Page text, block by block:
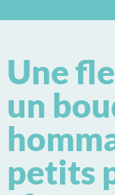
Une
un
petits